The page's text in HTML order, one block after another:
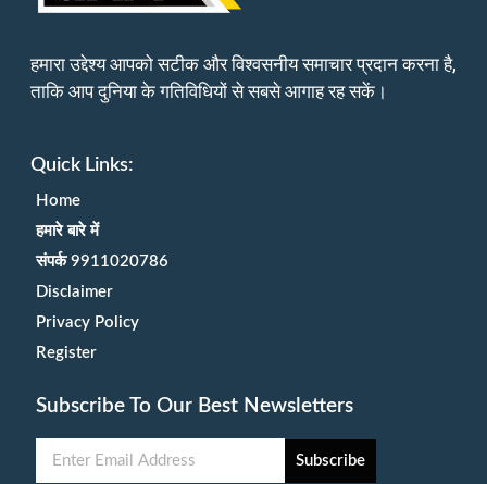
हमारा उद्देश्य आपको सटीक और विश्वसनीय समाचार प्रदान करना है,
ताकि आप दुनिया के गतिविधियों से सबसे आगाह रह सकें।
Quick Links:
Home
हमारे बारे में
संपर्क 9911020786
Disclaimer
Privacy Policy
Register
Subscribe To Our Best Newsletters
Subscribe